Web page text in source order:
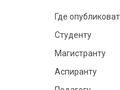
Где
Студенту
Магистранту
Аспиранту